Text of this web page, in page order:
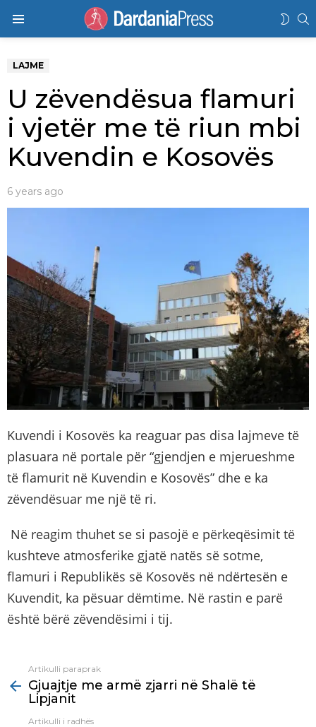
LAJME
U zëvendësua flamuri
i vjetër me të riun mbi
Kuvendin e Kosovës
6 years ago
Kuvendi i Kosovës ka reaguar pas disa lajmeve të
plasuara në portale për “gjendjen e mjerueshme
të flamurit në Kuvendin e Kosovës” dhe e ka
zëvendësuar me një të ri.
Në reagim thuhet se si pasojë e përkeqësimit të
kushteve atmosferike gjatë natës së sotme,
flamuri i Republikës së Kosovës në ndërtesën e
Kuvendit, ka pësuar dëmtime. Në rastin e parë
është bërë zëvendësimi i tij.
more
Artikulli paraprak
Gjuajtje me armë zjarri në Shalë të
Lipjanit
Artikulli i radhës